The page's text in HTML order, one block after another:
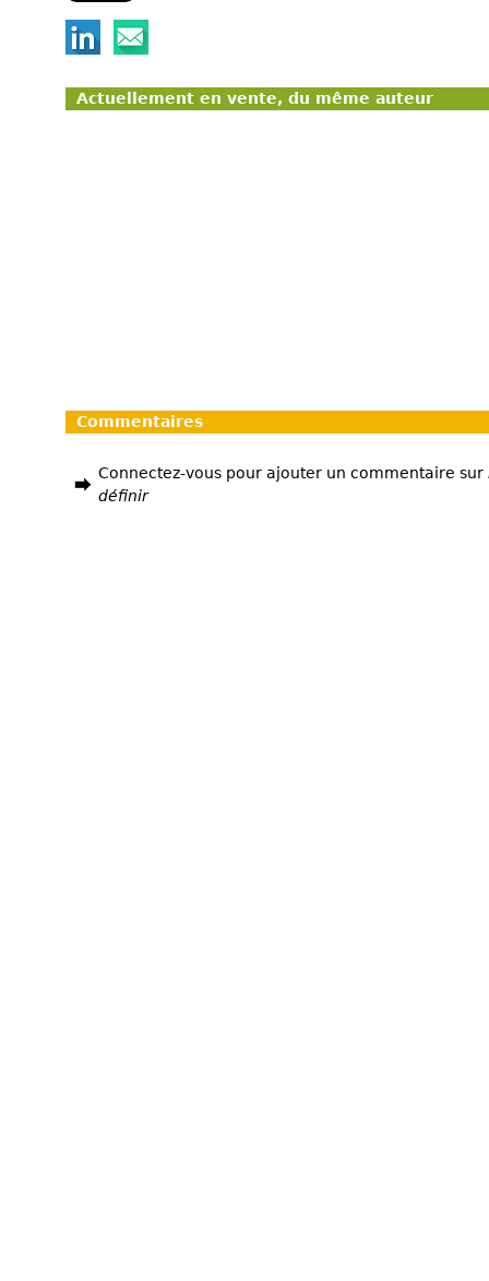
Actuellement en vente, du même auteur
Commentaires
Connectez-vous pour ajouter un commentaire sur
définir